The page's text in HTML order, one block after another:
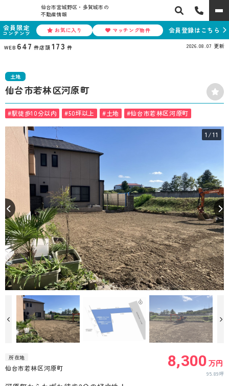
仙台市宮城野区・多賀城市の
不動産情報
会員限定
コンテンツ お気に入り マッチング物件 会員登録はこちら
WEB 647 件店頭 173 件 2026.08.07 更新
土地
仙台市若林区河原町
#駅徒歩10分以内 #50坪以上 #土地 #仙台市若林区河原町
1 /11
所在地
仙台市若林区河原町 8,300万円
95.89坪